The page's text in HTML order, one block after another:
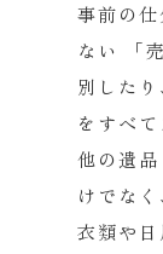
事前の
ない
「
別した
をすべ
他の遺
けでな
衣類や